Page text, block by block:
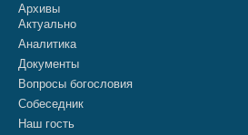
Архивы
Актуально
Аналитика
Документы
Вопросы богословия
Собеседник
Наш гость